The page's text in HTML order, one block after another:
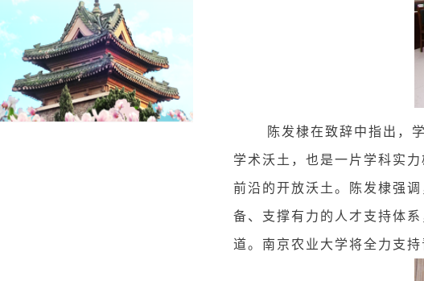
陈发棣在致辞中指出，
学术沃土，也是一片学科实
前沿的开放沃土。陈发棣强
备、支撑有力的人才支持体
道。南京农业大学将全力支